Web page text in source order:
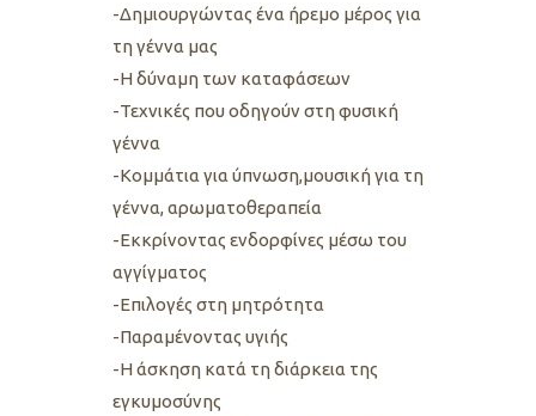
-Δημιουργώντας ένα ήρεμο μέρος για
τη γέννα μας
-Η δύναμη των καταφάσεων
-Τεχνικές που οδηγούν στη φυσική
γέννα
-Κομμάτια για ύπνωση,μουσική για τη
γέννα, αρωματοθεραπεία
-Εκκρίνοντας ενδορφίνες μέσω του
αγγίγματος
-Επιλογές στη μητρότητα
-Παραμένοντας υγιής
-Η άσκηση κατά τη διάρκεια της
εγκυμοσύνης